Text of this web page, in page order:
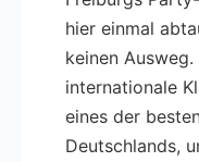
hier einmal
keinen
internationale
eines der
Deutschlands,